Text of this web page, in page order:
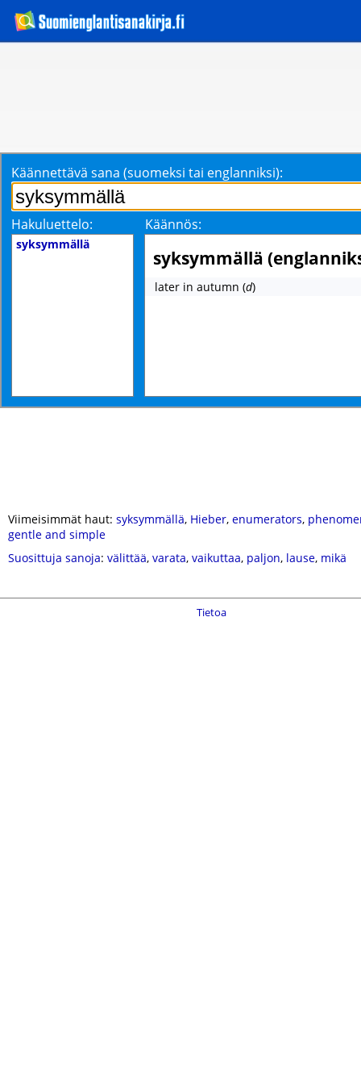
Käännettävä sana (suomeksi tai englanniksi):
Hakuluettelo: Käännös:
syksymmällä
syksymmällä
later in autumn (d)
Viimeisimmät haut: syksymmällä, Hieber, enumerators,
gentle and simple
Suosittuja sanoja: välittää, varata, vaikuttaa, paljon, lause, mikä
Tietoa